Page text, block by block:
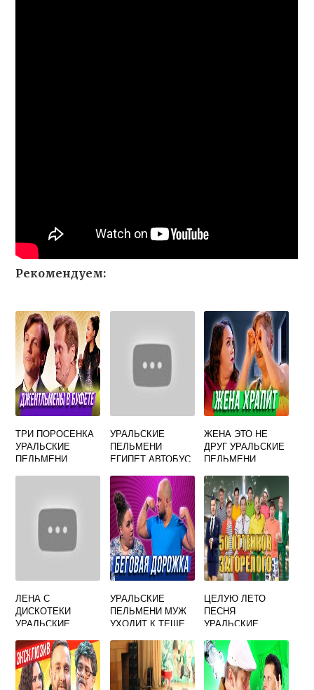
Рекомендуем:
ТРИ ПОРОСЕНКА
УРАЛЬСКИЕ
ПЕЛЬМЕНИ
УРАЛЬСКИЕ
ПЕЛЬМЕНИ
ЕГИПЕТ АВТОБУС
ЖЕНА ЭТО НЕ
ДРУГ УРАЛЬСКИЕ
ПЕЛЬМЕНИ
ЛЕНА С
ДИСКОТЕКИ
УРАЛЬСКИЕ
УРАЛЬСКИЕ
ПЕЛЬМЕНИ МУЖ
УХОДИТ К ТЕЩЕ
ЦЕЛУЮ ЛЕТО
ПЕСНЯ
УРАЛЬСКИЕ